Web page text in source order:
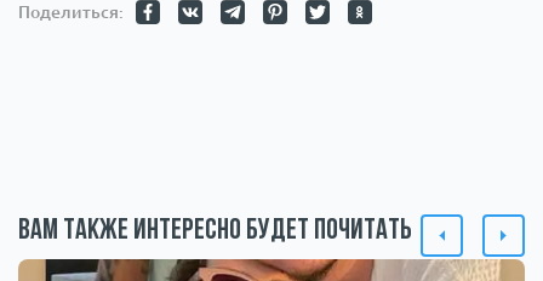
Поделиться:
Вам также интересно будет почитать